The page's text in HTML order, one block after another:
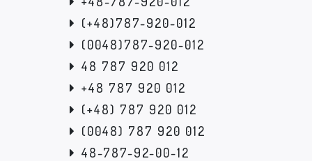
(+48)787-920-012
(0048)787-920-012
48 787 920 012
+48 787 920 012
(+48) 787 920 012
(0048) 787 920 012
48-787-92-00-12